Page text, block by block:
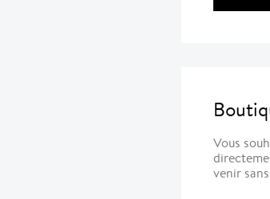
Vous
venir